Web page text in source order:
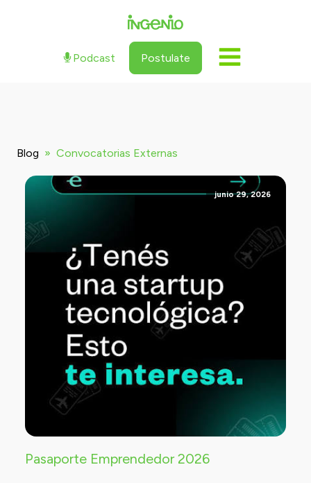
Podcast Postulate
Blog » Convocatorias Externas
junio 29, 2026
Pasaporte Emprendedor 2026